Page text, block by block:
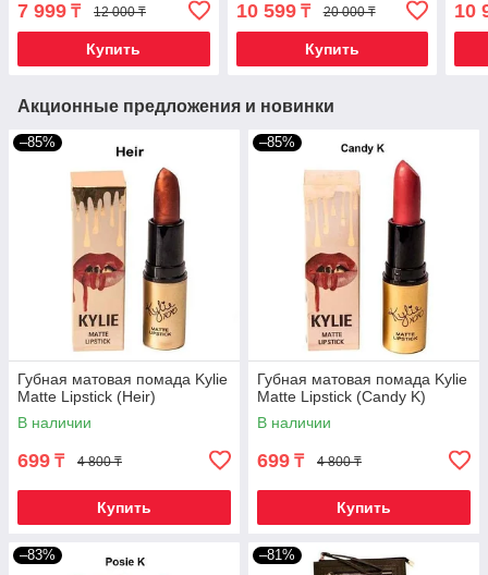
7 999 ₸ 12 000 ₸
Купить
автооткрыванием
(Мятный)
10 599₸ 20 000 ₸
Купить
10
Акционные предложения и новинки
–85%
Губная матовая помада Kylie
Matte Lipstick (Heir)
В наличии
699 ₸ 4 800 ₸
Купить
–85%
Губная матовая помада Kylie
Matte Lipstick (Candy K)
В наличии
699 ₸ 4 800 ₸
Купить
–83% –81%